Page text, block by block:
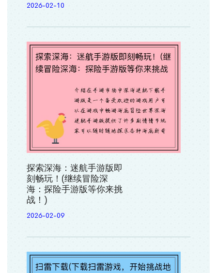
2026-02-10
探索深海：迷航手游版即
刻畅玩！(继续冒险深
海：探险手游版等你来挑
战！)
2026-02-09